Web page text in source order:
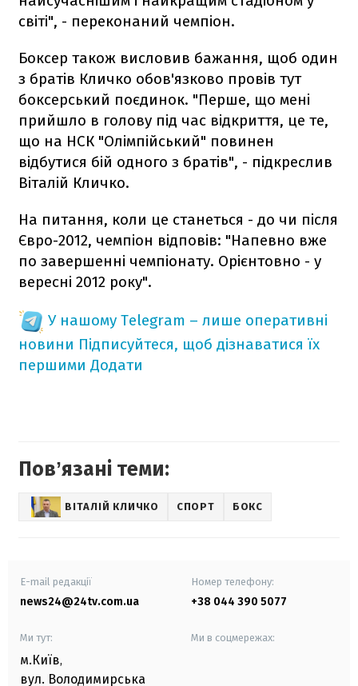
світі", - переконаний чемпіон.
Боксер також висловив бажання, щоб один
з братів Кличко обов'язково провів тут
боксерський поєдинок. "Перше, що мені
прийшло в голову під час відкриття, це те,
що на НСК "Олімпійський" повинен
відбутися бій одного з братів", - підкреслив
Віталій Кличко.
На питання, коли це станеться - до чи після
Євро-2012, чемпіон відповів: "Напевно вже
по завершенні чемпіонату. Орієнтовно - у
вересні 2012 року".
У нашому Telegram – лише оперативні
новини Підписуйтеся, щоб дізнаватися їх
першими Додати
Повʼязані теми:
ВІТАЛІЙ КЛИЧКО СПОРТ БОКС
E-mail редакції
news24@24tv.com.ua
Номер телефону:
+38 044 390 5077
Ми тут:
м.Київ,
вул. Володимирська
Ми в соцмережах: